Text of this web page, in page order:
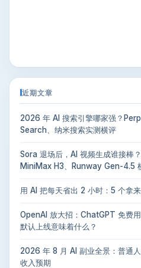
近期文章
2026 年 AI 搜索引擎哪家强？
Search、纳米搜索实测横评
Sora 退场后，AI 视频生成谁接棒
MiniMax H3、Runway Gen-4.5
用 AI 把每天省出 2 小时：5 个拿
OpenAI 放大招：ChatGPT 免费
默认上线意味着什么？
2026 年 8 月 AI 副业全景：普通
收入预期